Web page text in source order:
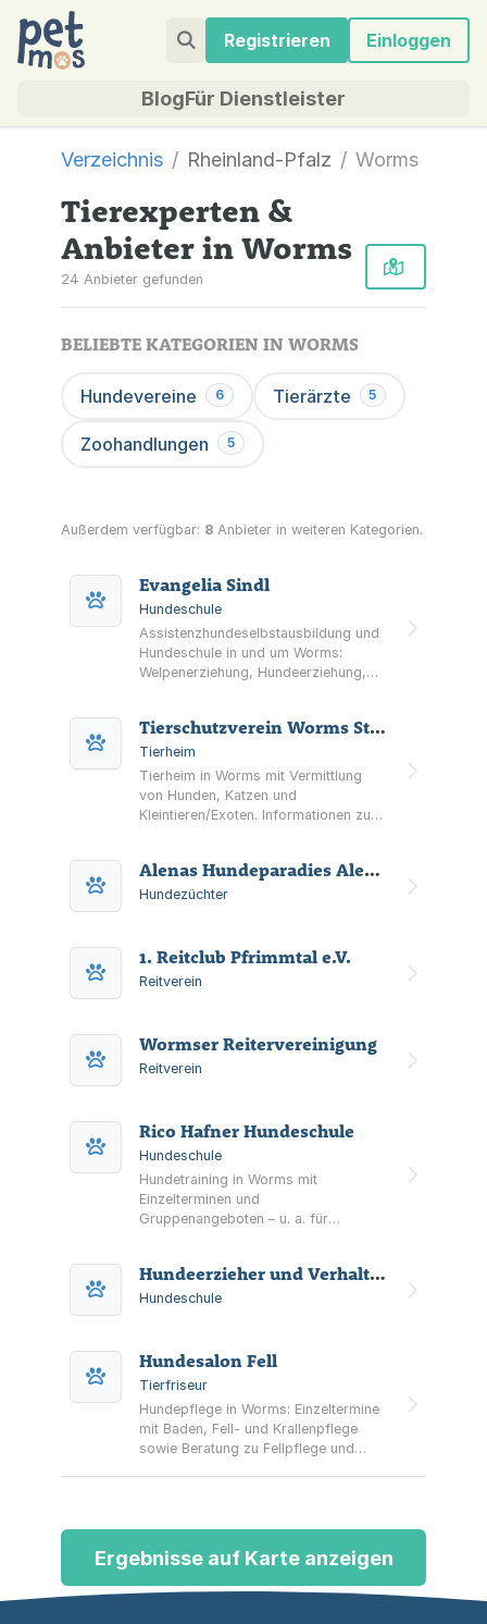
Registrieren Einloggen
BlogFür Dienstleister
Verzeichnis Rheinland-Pfalz Worms
Tierexperten &
Anbieter in Worms
24 Anbieter gefunden
BELIEBTE KATEGORIEN IN WORMS
Hundevereine 6 Tierärzte 5
Zoohandlungen 5
Außerdem verfügbar: 8 Anbieter in weiteren Kategorien.
Evangelia Sindl
Hundeschule
Assistenzhundeselbstausbildung und
Hundeschule in und um Worms:
Welpenerziehung, Hundeerziehung,
Hund-Teams.
Tierschutzverein Worms Stadt und Land e.V.
Tierheim
Tierheim in Worms mit Vermittlung
von Hunden, Katzen und
Kleintieren/Exoten. Informationen zu
Alenas Hundeparadies Alena Kubicka
Hundezüchter
1. Reitclub Pfrimmtal e.V.
Reitverein
Wormser Reitervereinigung
Reitverein
Rico Hafner Hundeschule
Hundeschule
Hundetraining in Worms mit
Einzelterminen und
Gruppenangeboten – u. a. für
Spürhundetraining.
Hundeerzieher und Verhaltensberater Holger Schüler
Hundeschule
Hundesalon Fell
Tierfriseur
Hundepflege in Worms: Einzeltermine
mit Baden, Fell- und Krallenpflege
sowie Beratung zu Fellpflege und
Ergebnisse auf Karte anzeigen